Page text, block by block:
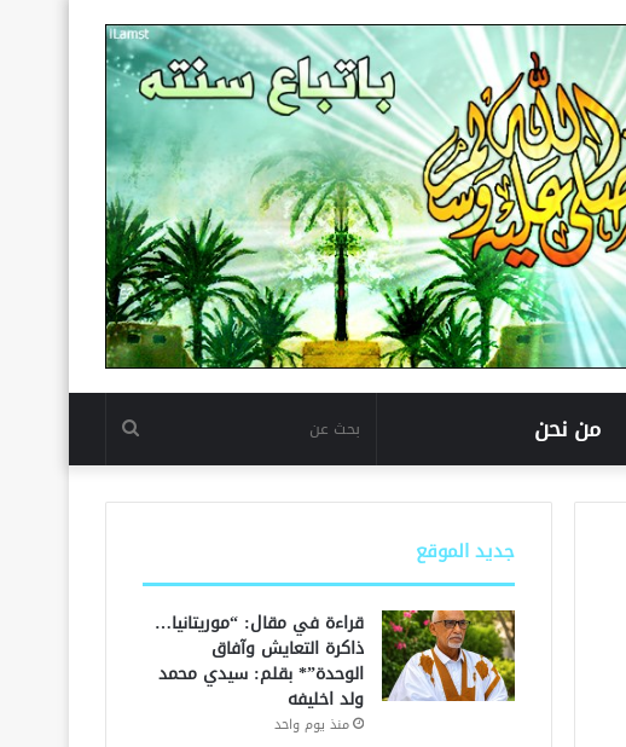
من نحن بحث
عن
جديد الموقع
قراءة في مقال: “موريتانيا…
ذاكرة التعايش وآفاق
الوحدة”* بقلم: سيدي محمد
ولد اخليفه
منذ يوم واحد